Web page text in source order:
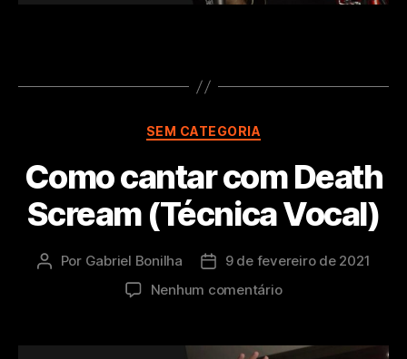
Categorias
SEM CATEGORIA
Como cantar com Death
Scream (Técnica Vocal)
Autor
Por Gabriel Bonilha
Data9 de fevereiro de 2021
Nenhum comentárioem
com